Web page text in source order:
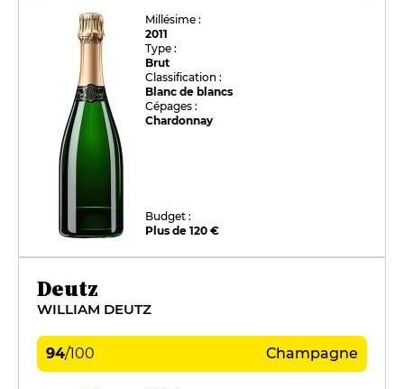
Millésime :
2011
Type :
Brut
Classification :
Blanc de blancs
Cépages :
Chardonnay
Budget :
Plus de 120 €
Deutz
WILLIAM DEUTZ
94/100 Champagne